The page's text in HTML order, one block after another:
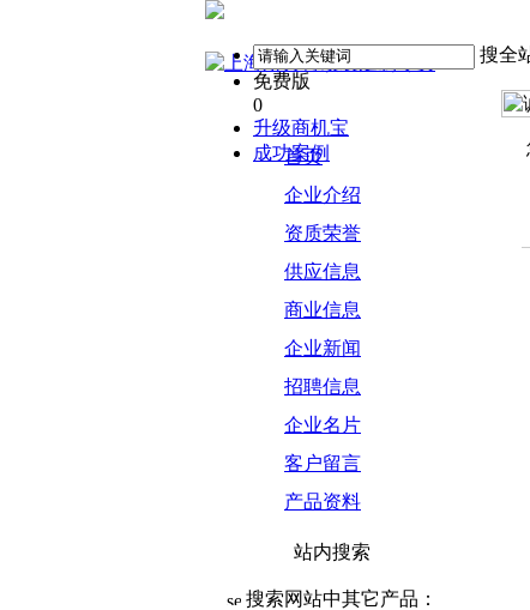
搜全
免费版
0
升级商机宝
成功案例
首页
企业介绍
资质荣誉
供应信息
商业信息
企业新闻
招聘信息
企业名片
客户留言
产品资料
站内搜索
搜索网站中其它产品：